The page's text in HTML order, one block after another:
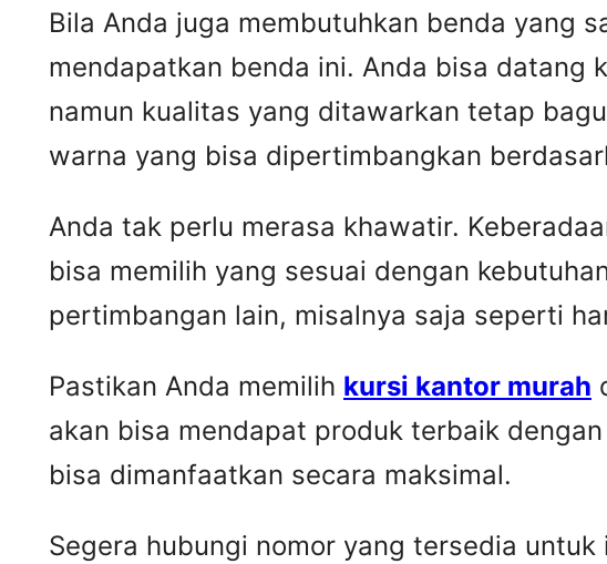
Bila Anda juga membutuhkan benda yang
mendapatkan benda ini. Anda bisa datang
namun kualitas yang ditawarkan tetap
warna yang bisa dipertimbangkan
Anda tak perlu merasa khawatir.
bisa memilih yang sesuai dengan
pertimbangan lain, misalnya saja seperti
Pastikan Anda memilih kursi kantor murah
akan bisa mendapat produk terbaik
bisa dimanfaatkan secara maksimal.
Segera hubungi nomor yang tersedia